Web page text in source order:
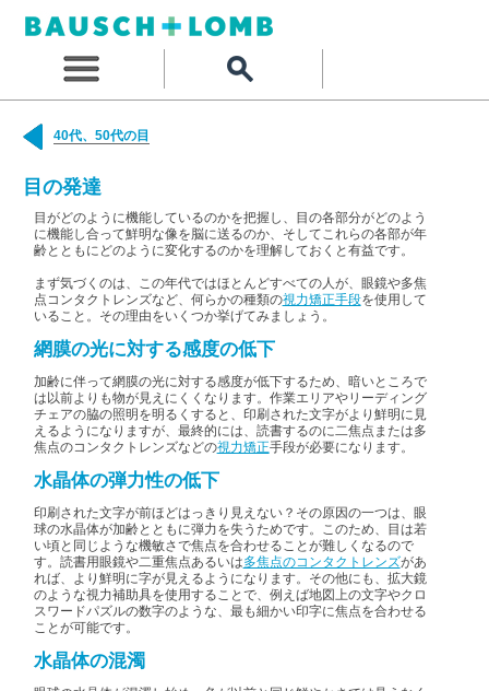
40代、50代の目
目の発達
目がどのように機能しているのかを把握し、目の各部分がどのよう
に機能し合って鮮明な像を脳に送るのか、そしてこれらの各部が年
齢とともにどのように変化するのかを理解しておくと有益です。
まず気づくのは、この年代ではほとんどすべての人が、眼鏡や多焦
点コンタクトレンズなど、何らかの種類の視力矯正手段を使用して
いること。その理由をいくつか挙げてみましょう。
網膜の光に対する感度の低下
加齢に伴って網膜の光に対する感度が低下するため、暗いところで
は以前よりも物が見えにくくなります。作業エリアやリーディング
チェアの脇の照明を明るくすると、印刷された文字がより鮮明に見
えるようになりますが、最終的には、読書するのに二焦点または多
焦点のコンタクトレンズなどの視力矯正手段が必要になります。
水晶体の弾力性の低下
印刷された文字が前ほどはっきり見えない？その原因の一つは、眼
球の水晶体が加齢とともに弾力を失うためです。このため、目は若
い頃と同じような機敏さで焦点を合わせることが難しくなるので
す。 読書用眼鏡や二重焦点あるいは多焦点のコンタクトレンズがあ
れば、より鮮明に字が見えるようになります。その他にも、拡大鏡
のような視力補助具を使用することで、例えば地図上の文字やクロ
スワードパズルの数字のような、最も細かい印字に焦点を合わせる
ことが可能です。
水晶体の混濁